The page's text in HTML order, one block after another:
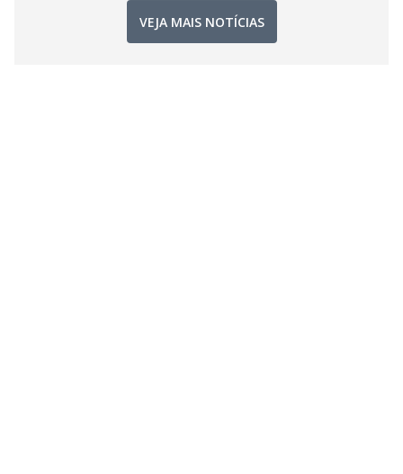
VEJA MAIS NOTÍCIAS